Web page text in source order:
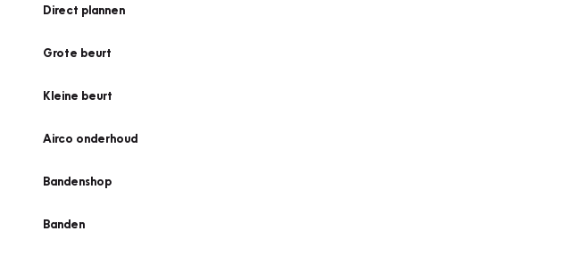
Direct plannen
Grote beurt
Kleine beurt
Airco onderhoud
Bandenshop
Banden